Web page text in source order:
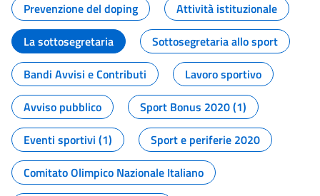
Prevenzione del doping
Attività istituzionale
La sottosegretaria
Sottosegretaria allo sport
Bandi Avvisi e Contributi
Lavoro sportivo
Avviso pubblico
Sport Bonus 2020 (1)
Eventi sportivi (1)
Sport e periferie 2020
Comitato Olimpico Nazionale Italiano